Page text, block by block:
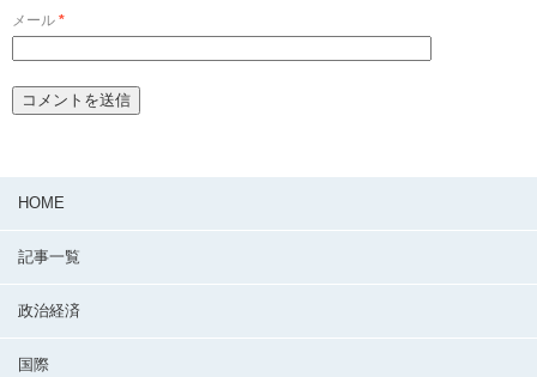
メール *
HOME
記事一覧
政治経済
国際